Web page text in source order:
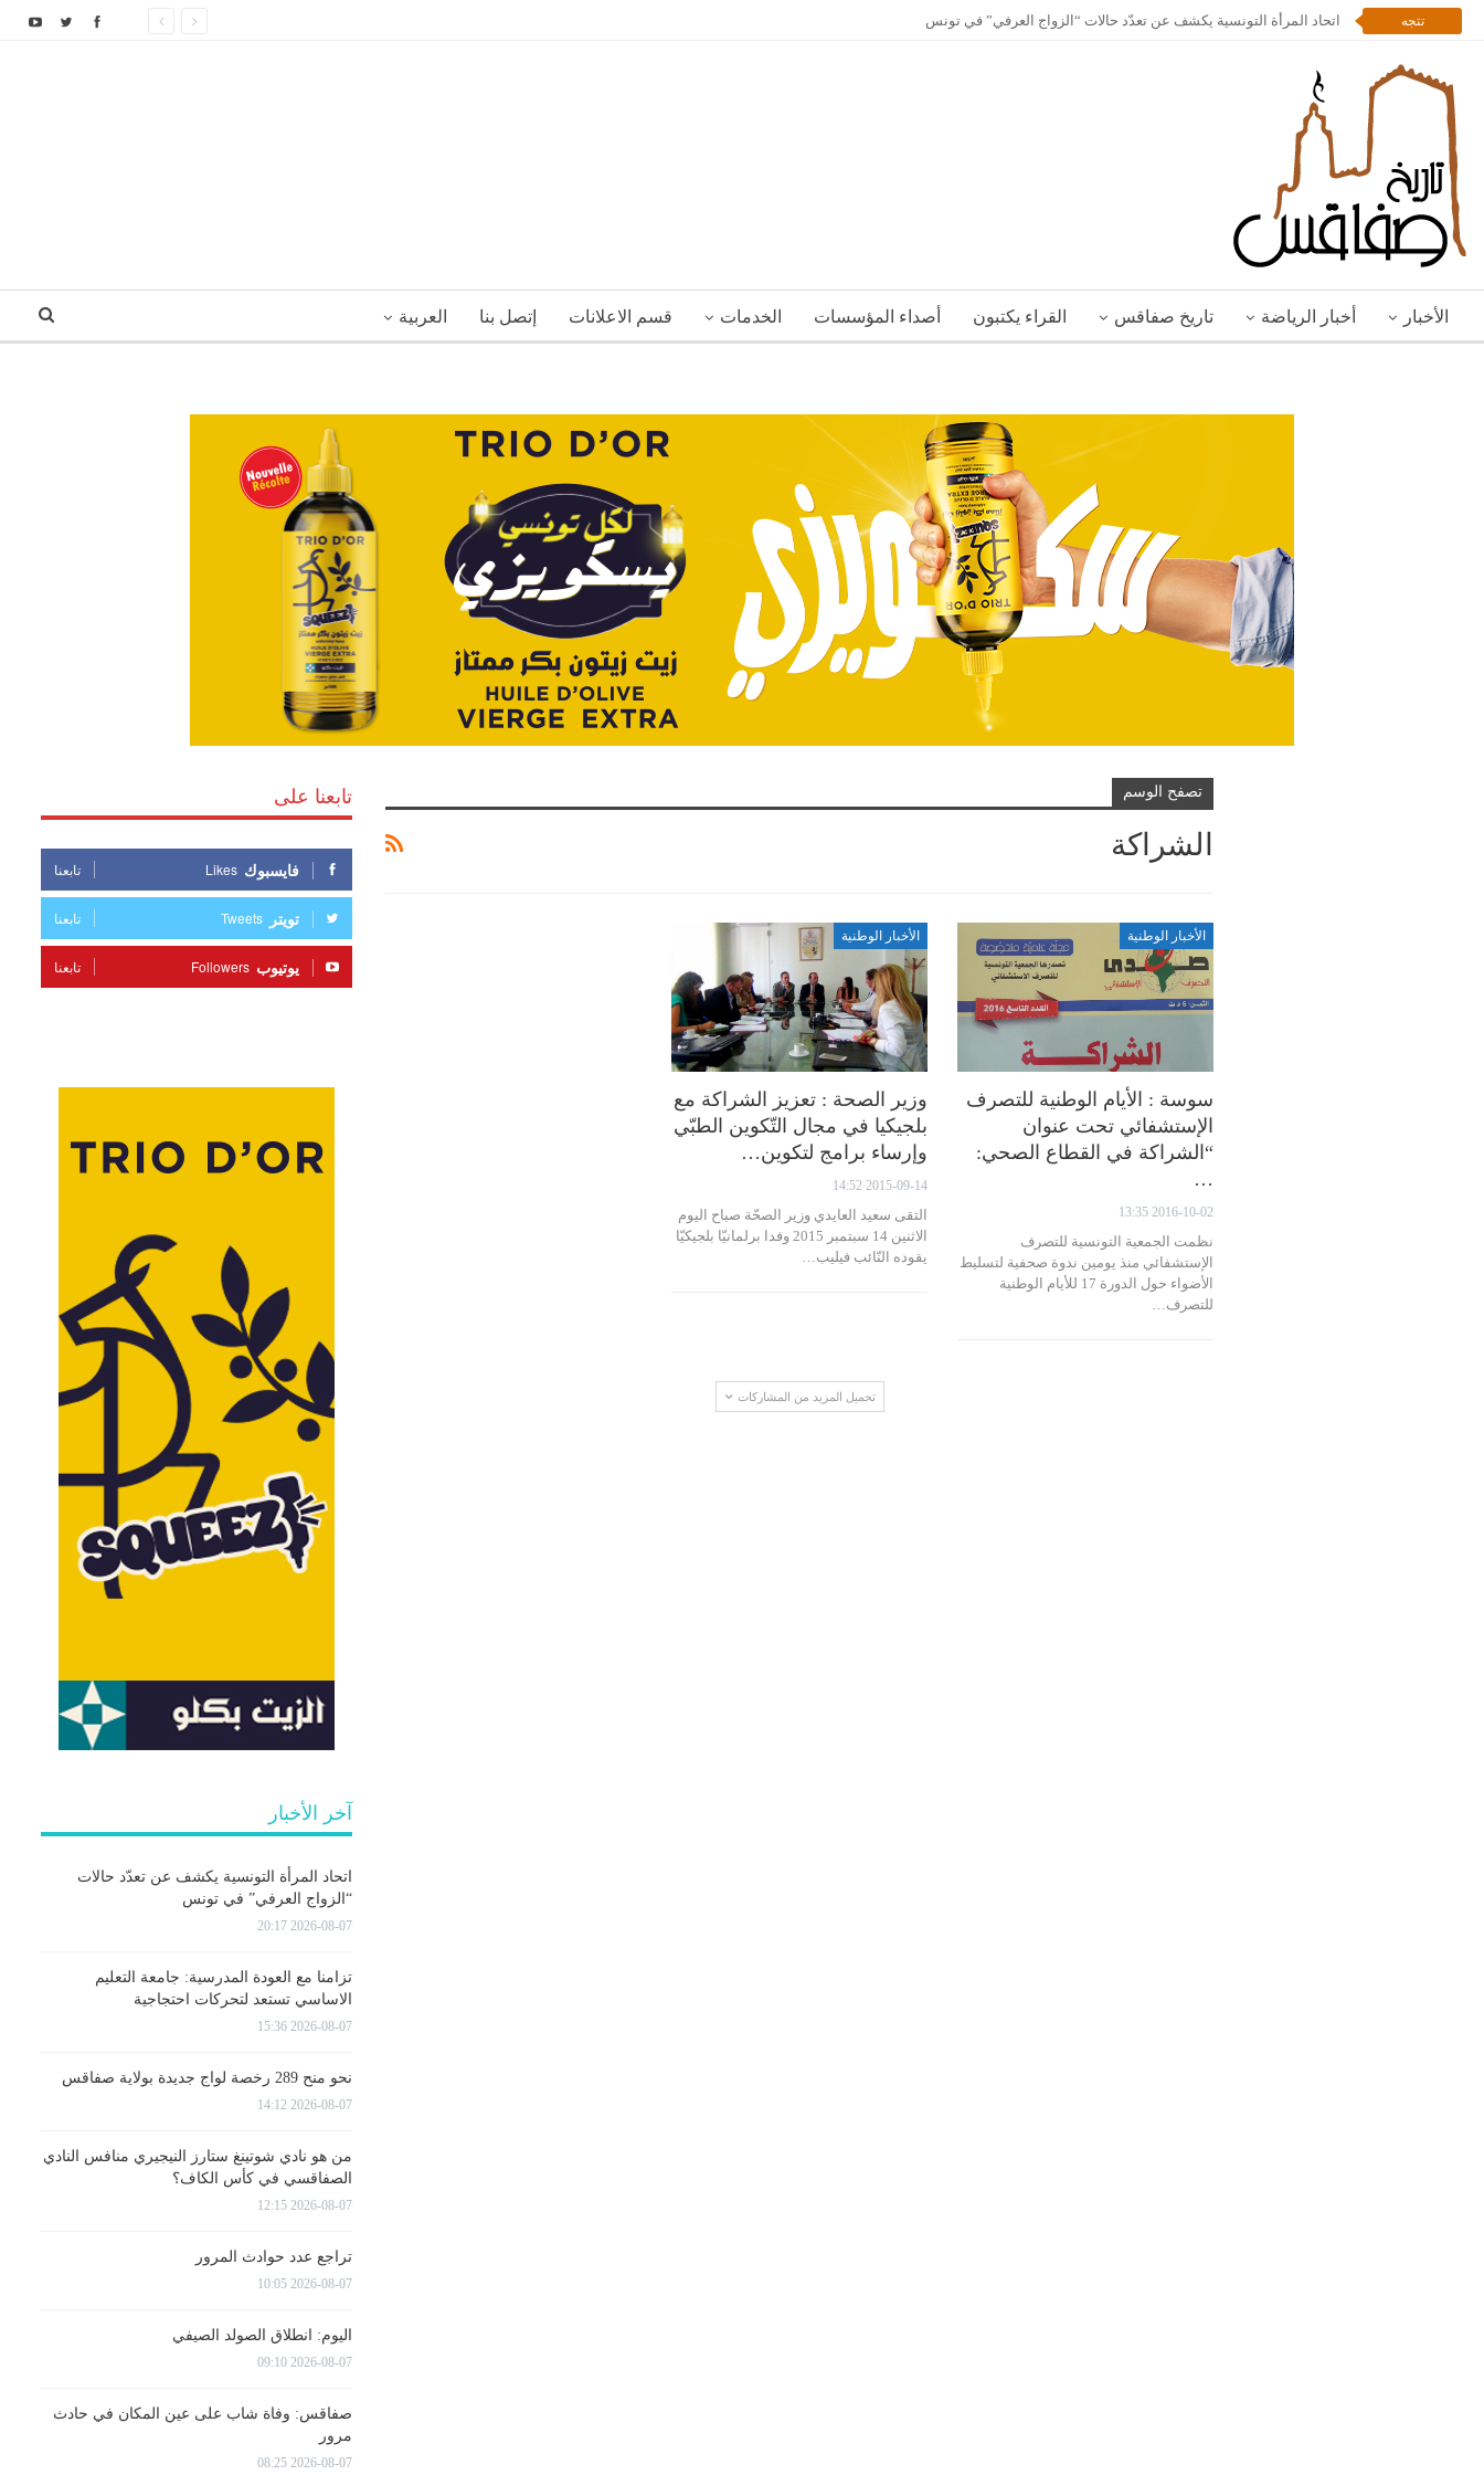
تتجه اتحاد المرأة التونسية يكشف عن تعدّد حالات “الزواج العرفي” في تونس
الأخبار أخبار الرياضة تاريخ صفاقس القراء يكتبون أصداء المؤسسات الخدمات قسم الاعلانات إتصل بنا العربية
تصفح الوسم
الشراكة
الأخبار الوطنية
سوسة : الأيام الوطنية للتصرف
الإستشفائي تحت عنوان
“الشراكة في القطاع الصحي:
…
2016-10-02 13:35
نظمت الجمعية التونسية للتصرف
الإستشفائي منذ يومين ندوة صحفية لتسليط
الأضواء حول الدورة 17 للأيام الوطنية
للتصرف…
الأخبار الوطنية
وزير الصحة : تعزيز الشراكة مع
بلجيكيا في مجال التّكوين الطبّي
وإرساء برامج لتكوين…
2015-09-14 14:52
التقى سعيد العايدي وزير الصحّة صباح اليوم
الاثنين 14 سبتمبر 2015 وفدا برلمانيّا بلجيكيّا
يقوده النّائب فيليب…
تحميل المزيد من المشاركات
تابعنا على
فايسبوك Likes تابعنا
تويتر Tweets تابعنا
يوتيوب Followers تابعنا
آخر الأخبار
اتحاد المرأة التونسية يكشف عن تعدّد حالات
“الزواج العرفي” في تونس
2026-08-07 20:17
تزامنا مع العودة المدرسية: جامعة التعليم
الاساسي تستعد لتحركات احتجاجية
2026-08-07 15:36
نحو منح 289 رخصة لواج جديدة بولاية صفاقس
2026-08-07 14:12
من هو نادي شوتينغ ستارز النيجيري منافس النادي
الصفاقسي في كأس الكاف؟
2026-08-07 12:15
تراجع عدد حوادث المرور
2026-08-07 10:05
اليوم: انطلاق الصولد الصيفي
2026-08-07 09:10
صفاقس: وفاة شاب على عين المكان في حادث
مرور
2026-08-07 08:25